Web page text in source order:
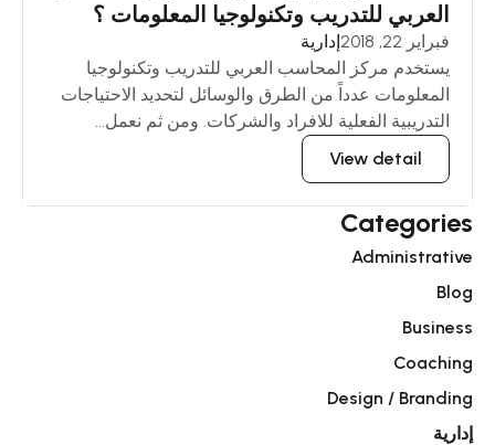
العربي للتدريب وتكنولوجيا المعلومات ؟
فبراير 22, 2018
إدارية
يستخدم مركز المحاسب العربي للتدريب وتكنولوجيا
المعلومات عدداً من الطرق والوسائل لتحديد الاحتياجات
التدريبية الفعلية للافراد والشركات. ومن ثم نعمل...
View detail
Categories
Administrative
Blog
Business
Coaching
Design / Branding
إدارية